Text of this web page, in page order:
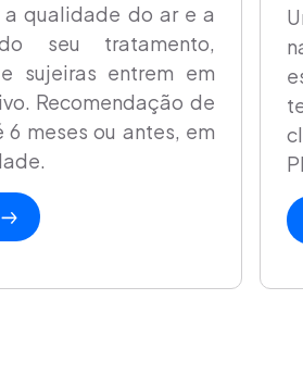
a qualidade do ar e a
seu tratamento,
sujeiras entrem em
Recomendação de
meses ou antes, em